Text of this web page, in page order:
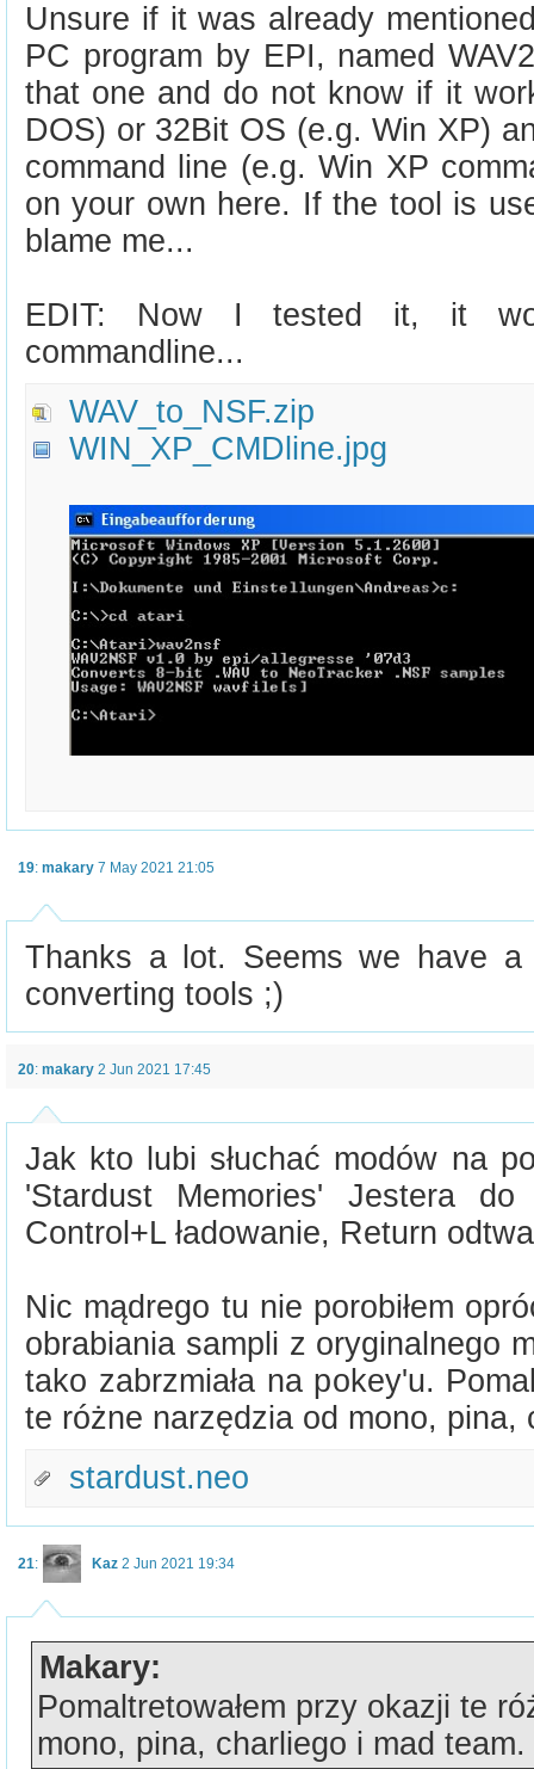
Unsure if it was already
PC program by EPI, named
that one and do not know if it
DOS) or 32Bit OS (e.g. Win XP)
command line (e.g. Win XP
on your own here. If the tool is
blame me...
EDIT: Now I tested it, it
commandline...
WAV_to_NSF.zip
WIN_XP_CMDline.jpg
19: makary 7 May 2021 21:05
Thanks a lot. Seems we have
converting tools ;)
20: makary 2 Jun 2021 17:45
Jak kto lubi słuchać modów na
'Stardust Memories' Jestera do
Control+L ładowanie, Return
Nic mądrego tu nie porobiłem
obrabiania sampli z oryginalnego
tako zabrzmiała na pokey'u.
te różne narzędzia od mono, pina,
stardust.neo
21: Kaz 2 Jun 2021 19:34
Makary:
Pomaltretowałem przy okazji te
mono, pina, charliego i mad team.